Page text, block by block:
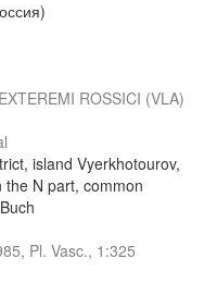
ROSSICI (VLA)
island Vyerkhotourov,
N part, common
Pl. Vasc., 1:325